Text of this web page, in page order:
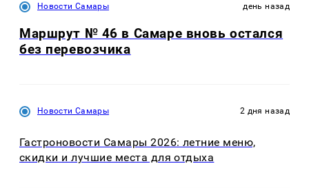
Новости Самары день назад
Маршрут № 46 в Самаре вновь остался
без перевозчика
Новости Самары 2 дня назад
Гастроновости Самары 2026: летние меню,
скидки и лучшие места для отдыха